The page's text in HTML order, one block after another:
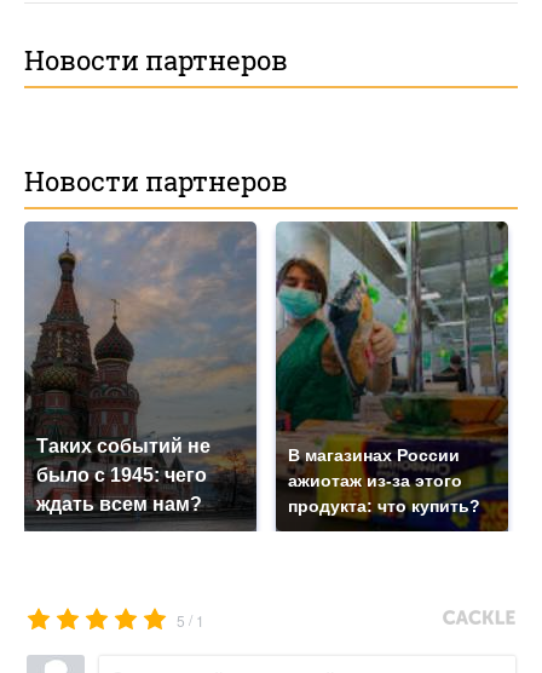
Новости партнеров
Новости партнеров
Таких событий не
было с 1945: чего
ждать всем нам?
В магазинах России
ажиотаж из-за этого
продукта: что купить?
5 / 1